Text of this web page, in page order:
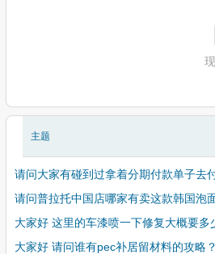
主题
请问大家有碰到过拿着分期付款单子去
请问普拉托中国店哪家有卖这款韩国泡
大家好 这里的车漆喷一下修复大概要
大家好 请问谁有pec补居留材料的攻略？